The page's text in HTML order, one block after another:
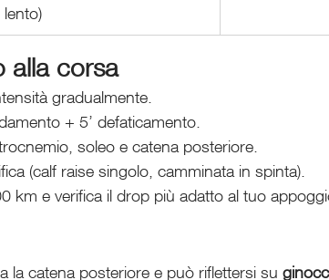
lento)
alla corsa
gradualmente.
+ 5’ defaticamento.
soleo e catena posteriore.
(calf raise singolo, camminata in spinta).
km e verifica il drop più adatto al tuo
la catena posteriore e può riflettersi su